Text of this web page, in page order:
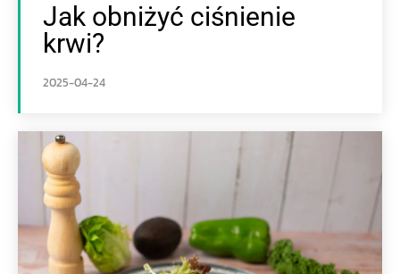
Jak obniżyć ciśnienie
krwi?
2025-04-24